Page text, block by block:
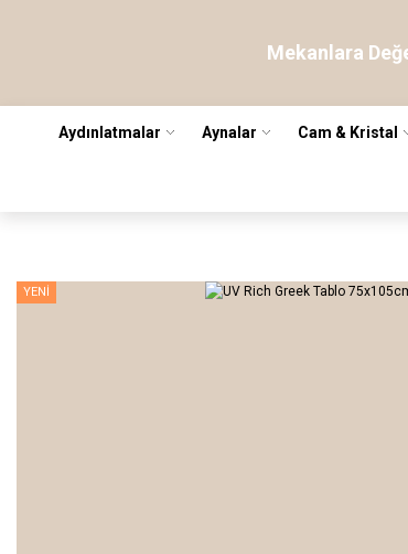
Mekanlara
Aydınlatmalar Aynalar Cam & Kristal
YENİ